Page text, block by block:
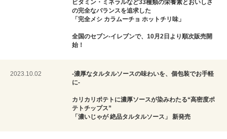
ビタミン・ミネラルなど33種類の栄養素とおいしさ
の完全なバランスを追求した
「完全メシ カラムーチョ ホットチリ味」
全国のセブン‐イレブンで、10月2日より順次販売開
始！
2023.10.02
-濃厚なタルタルソースの味わいを、個包装でお手軽
に-
カリカリポテトに濃厚ソースが染みわたる“高密度ポ
テトチップス”
「濃いじゃが 絶品タルタルソース」 新発売